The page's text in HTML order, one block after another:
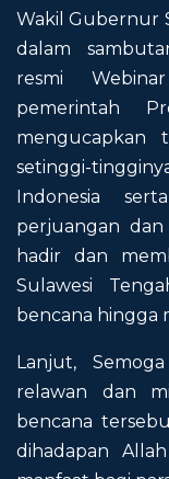
Wakil Gubernur
dalam
resmi
pemerintah
mengucapkan
setinggi-
Indonesia
perjuangan
hadir dan
Sulawesi
bencana hingga
Lanjut,
relawan dan
bencana
dihadapan